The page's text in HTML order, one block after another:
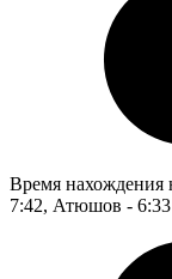
Время
7:42, Атюшов - 6:33